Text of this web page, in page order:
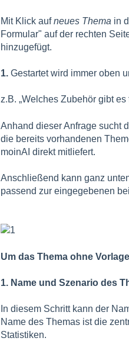
Mit Klick aufneues Thema in
Formular" auf der rechten
hinzugefügt.
1. Gestartet wird immer oben
z.B. „Welches Zubehör gibt
Anhand dieser Anfrage sucht
die bereits vorhandenen
moinAI direkt mitliefert.
Anschließend kann ganz
passend zur eingegebenen
Um das Thema ohne
1. Name und Szenario des
In diesem Schritt kann der
Name des Themas ist die
Statistiken.